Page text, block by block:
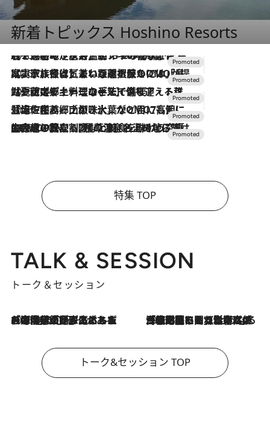
新着トピックス Hoshino Resorts
2026.8.7
【トンボの足水浴】ヒノキの香りに包まれて涼感マックス！約13℃の湧水かけ流しを避暑地「星野温泉 トンボの湯」で体験
2026.7.31
【ホテル帰省】という選択肢をOMOが提案。家族とほどよい距離を保つには「昼は実家、夜は気兼ねなくホテルで！」
2026.7.24
【夏限定ディナーコース】旬を迎える稚鮎や花ズッキーニなどをイタリア・トスカーナの郷土料理の手法で満喫！
2026.7.17
「土佐和ハーブかき氷」がOMO7高知に登場！生姜、山椒、大葉など目にも舌にも涼を呼ぶ郷土の味
2026.7.10
NEW OPEN！【界 草津】名湯の地に誕生。趣の異なる2種の温泉と上州ならではの会席・蕎麦割烹など美食を味わう究極の癒やし旅
特集 TOP
TALK & SESSION
トーク＆セッション
2026.8.3
「今後値上げがあるとすれば…」「リスクがあるのは今年の冬」エネルギー専門家が語る、ホルムズ海峡封鎖が家庭にもたらす“ある心配” 2026.8.3
「住宅建てられない…」「サーチャージ料の高値が続いている」ホルムズ海峡封鎖による影響はいつまで続く？《エネルギー専門家に聞く“どうなる日本の暮らし”》
トーク&セッション TOP